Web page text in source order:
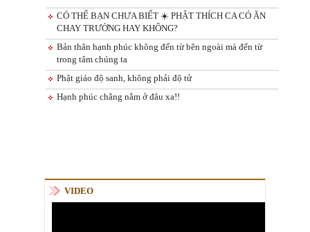
CÓ THỂ BẠN CHƯA BIẾT ☀️ PHẬT THÍCH CA CÓ ĂN
CHAY TRƯỜNG HAY KHÔNG?
Bản thân hạnh phúc không đến từ bên ngoài mà đến từ
trong tâm chúng ta
Phật giáo độ sanh, không phải độ tử
Hạnh phúc chẳng nằm ở đâu xa!!
VIDEO